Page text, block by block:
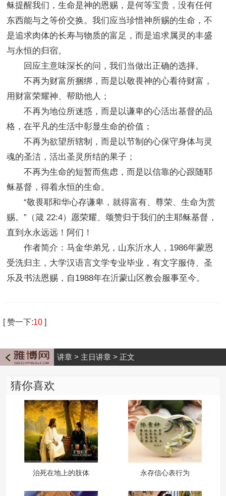
稣提醒我们，生命是神的恩赐，是何等宝贵，没有任何
东西能与之等价交换。我们应当珍惜神所赐的生命，不
是追求肉体的长寿与物质的富足，而是追求属灵的丰盛
与永恒的归宿。
回应主意味深长的问，我们当做出正确的选择。
不再为财富所捆绑，而是以敬畏神的心看待财富，
用财富荣耀神、帮助他人；
不再为地位所迷惑，而是以谦卑的心活出基督的品
格，在平凡的生活中彰显生命的价值；
不再为欲望所辖制，而是以节制的心保守身体与灵
魂的圣洁，活出圣灵所结的果子；
不再为生命的短暂而焦虑，而是以信靠的心跟随耶
稣基督，得着永恒的生命。
“敬畏耶和华心存谦卑，就得富有、尊荣、生命为赏
赐。”（箴 22:4）愿荣耀、颂赞归于我们的主耶稣基督，
直到永永远远！阿们！
作者简介：马金华弟兄，山东沂水人，1986年蒙恩
受洗归主，大学汉语言文学专业毕业，有文字服侍、圣
乐及书法恩赐，自1988年在沂蒙山区教会服事至今。
[赞一下:10 ]
讲章 > 主日讲章 > 正文
猜你喜欢
治死在地上的肢体 永存信心表行为